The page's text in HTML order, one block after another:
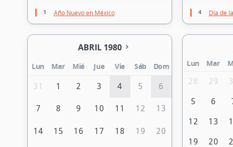
1 Año Nuevo en México 4 Día de
ABRIL 1980
Lun Mar Mié Jue Vie Sáb Dom
31 1 2 3 4 5 6
7 8 9 10 11 12 13
14 15 16 17 18 19 20
Lun Mar
28
29
5 6
12 13
19 20